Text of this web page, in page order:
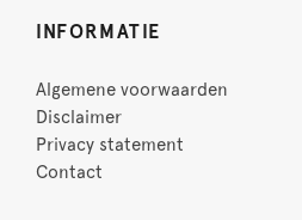
INFORMATIE
Algemene voorwaarden
Disclaimer
Privacy statement
Contact